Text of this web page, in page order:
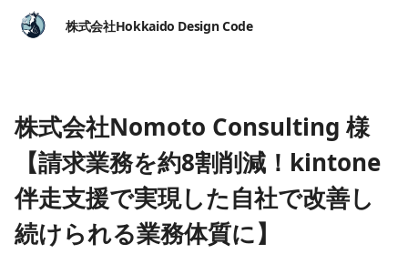
株式会社Hokkaido Design Code
株式会社Nomoto Consulting 様
【請求業務を約8割削減！kintone
伴走支援で実現した自社で改善し
続けられる業務体質に】